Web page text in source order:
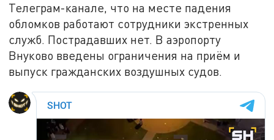
Телеграм-канале, что на месте падения
обломков работают сотрудники экстренных
служб. Пострадавших нет. В аэропорту
Внуково введены ограничения на приём и
выпуск гражданских воздушных судов.